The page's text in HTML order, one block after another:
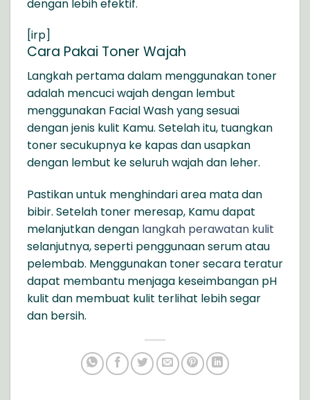
dengan lebih efektif.
[irp]
Cara Pakai Toner Wajah
Langkah pertama dalam menggunakan toner
adalah mencuci wajah dengan lembut
menggunakan Facial Wash yang sesuai
dengan jenis kulit Kamu. Setelah itu, tuangkan
toner secukupnya ke kapas dan usapkan
dengan lembut ke seluruh wajah dan leher.
Pastikan untuk menghindari area mata dan
bibir. Setelah toner meresap, Kamu dapat
melanjutkan dengan langkah perawatan kulit
selanjutnya, seperti penggunaan serum atau
pelembab. Menggunakan toner secara teratur
dapat membantu menjaga keseimbangan pH
kulit dan membuat kulit terlihat lebih segar
dan bersih.